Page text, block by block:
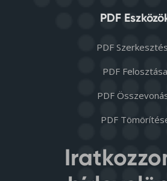
PDF
PDF
PDF Felosztása
PDF
PDF